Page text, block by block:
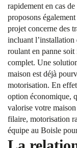
rapidement en cas
proposons
projet concerne des
incluant
roulant en panne
complet. Une
maison est déjà
motorisation. En
option économique,
valorise votre
filaire, motorisation
équipe au Boisle